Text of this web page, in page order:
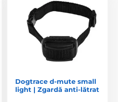
Dogtrace d-mute small
light | Zgardă anti-lătrat